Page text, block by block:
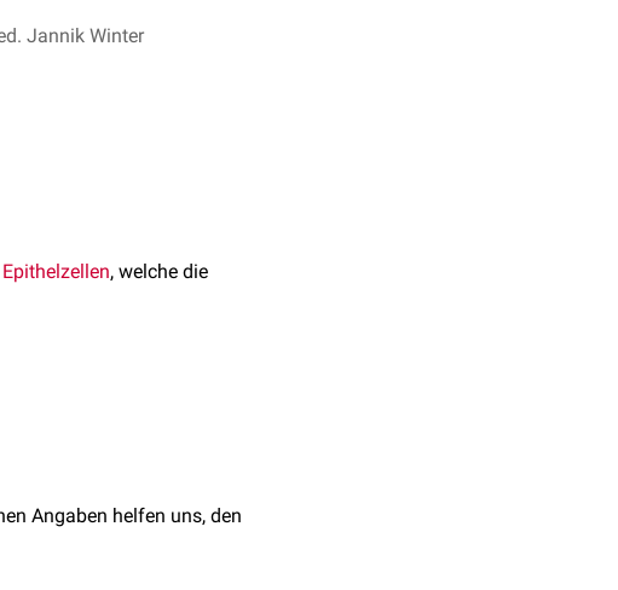
Jannik Winter
Epithelzellen, welche die
der Nagelplatte entlang
Angaben helfen uns, den